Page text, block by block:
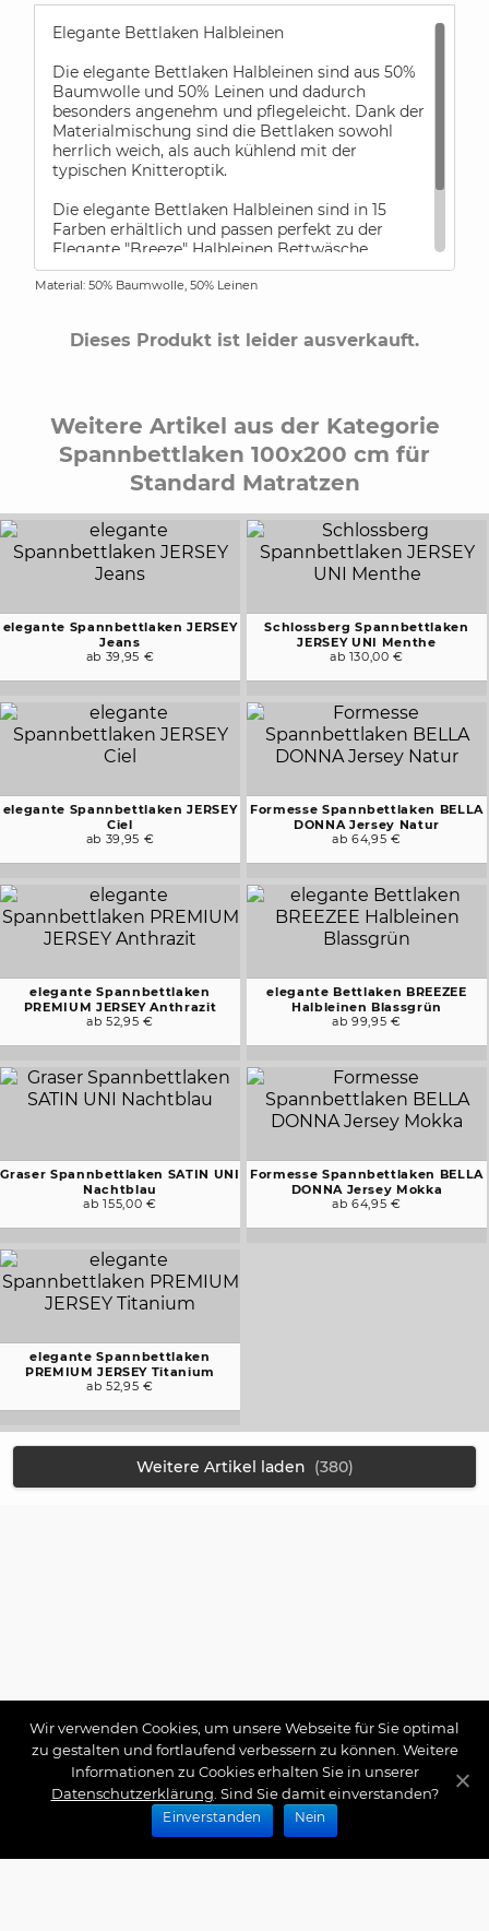
Elegante Bettlaken Halbleinen
Die elegante Bettlaken Halbleinen sind aus 50%
Baumwolle und 50% Leinen und dadurch
besonders angenehm und pflegeleicht. Dank der
Materialmischung sind die Bettlaken sowohl
herrlich weich, als auch kühlend mit der
typischen Knitteroptik.
Die elegante Bettlaken Halbleinen sind in 15
Farben erhältlich und passen perfekt zu der
Elegante "Breeze" Halbleinen Bettwäsche.
Bitte beachten Sie, dass die Bettlaken Größe
muss.
Material: 50% Baumwolle, 50% Leinen
Dieses Produkt ist leider ausverkauft.
Weitere Artikel aus der Kategorie
Spannbettlaken 100x200 cm für
Standard Matratzen
elegante Spannbettlaken JERSEY
Jeans
ab 39,95 €
Schlossberg Spannbettlaken
JERSEY UNI Menthe
ab 130,00 €
elegante Spannbettlaken JERSEY
Ciel
ab 39,95 €
Formesse Spannbettlaken BELLA
DONNA Jersey Natur
ab 64,95 €
elegante Spannbettlaken
PREMIUM JERSEY Anthrazit
ab 52,95 €
elegante Bettlaken BREEZEE
Halbleinen Blassgrün
ab 99,95 €
Graser Spannbettlaken SATIN UNI
Nachtblau
ab 155,00 €
Formesse Spannbettlaken BELLA
DONNA Jersey Mokka
ab 64,95 €
elegante Spannbettlaken
PREMIUM JERSEY Titanium
ab 52,95 €
Weitere Artikel laden (380)
Wir verwenden Cookies, um unsere Webseite für Sie optimal
zu gestalten und fortlaufend verbessern zu können. Weitere
Informationen zu Cookies erhalten Sie in unserer
Datenschutzerklärung . Sind Sie damit einverstanden?
Einverstanden Nein